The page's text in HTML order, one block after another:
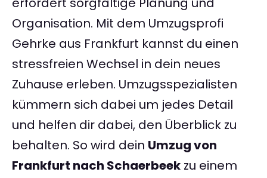
Organisation. Mit dem Umzugsprofi
Gehrke aus Frankfurt kannst du einen
stressfreien Wechsel in dein neues
Zuhause erleben. Umzugsspezialisten
kümmern sich dabei um jedes Detail
und helfen dir dabei, den Überblick zu
behalten. So wird dein Umzug von
Frankfurt nach Schaerbeek zu einem